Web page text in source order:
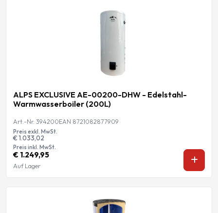
ALPS EXCLUSIVE AE-00200-DHW - Edelstahl-
Warmwasserboiler (200L)
Art.-Nr. 394200EAN 8721082877909
Preis exkl. MwSt.
€ 1.033,02
Preis inkl. MwSt.
€ 1.249,95
Auf Lager